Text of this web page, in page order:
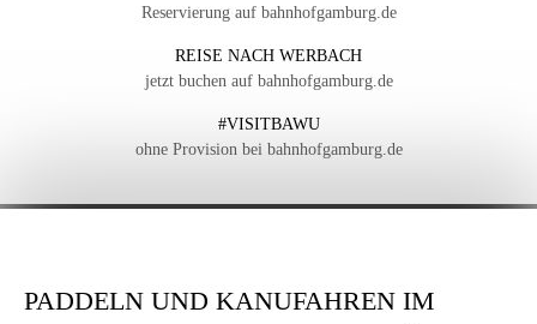
Reservierung auf bahnhofgamburg.de
REISE NACH WERBACH
jetzt buchen auf bahnhofgamburg.de
#VISITBAWU
ohne Provision bei bahnhofgamburg.de
PADDELN UND KANUFAHREN IM